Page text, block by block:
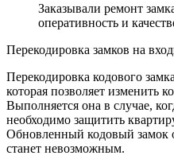
Заказывали ремонт
оперативность и
Перекодировка замков на
Перекодировка кодового
которая позволяет изменить
Выполняется она в случае,
необходимо защитить
Обновленный кодовый замок
станет невозможным.